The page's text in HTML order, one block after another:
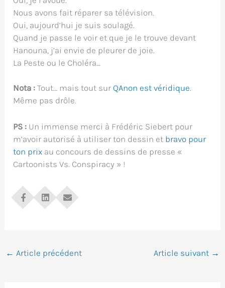
Nous avons fait réparer sa télévision.
Oui, aujourd’hui je suis soulagé.
Quand je passe le voir et que je le trouve devant
Hanouna, j’ai envie de pleurer de joie.
La Peste ou le Choléra…
Nota : Tout… mais tout sur QAnon est véridique.
Même pas drôle.
PS : Un immense merci à Frédéric Siebert pour
m’avoir autorisé à utiliser ton dessin et bravo pour
ton prix au concours de dessins de presse «
Cartoonists Vs. Conspiracy » !
← Article précédent Article suivant →